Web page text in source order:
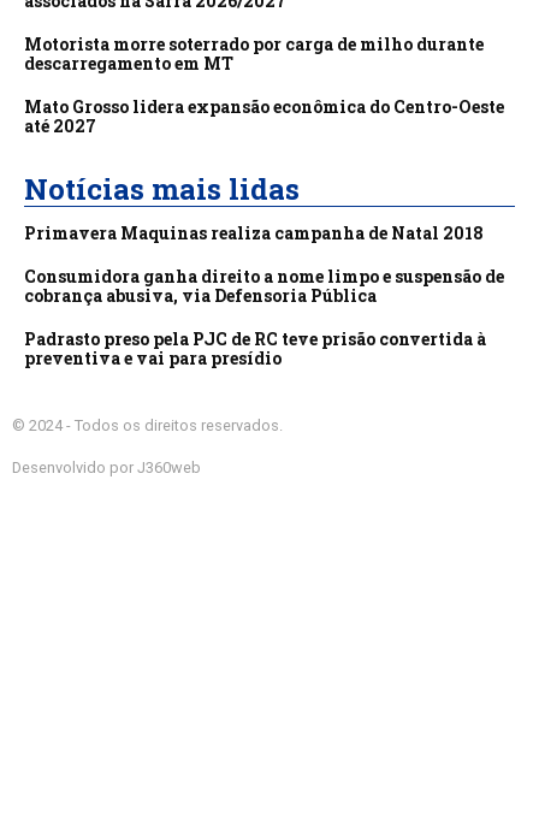
Motorista morre soterrado por carga de milho durante
descarregamento em MT
Mato Grosso lidera expansão econômica do Centro-Oeste
até 2027
Notícias mais lidas
Primavera Maquinas realiza campanha de Natal 2018
Consumidora ganha direito a nome limpo e suspensão de
cobrança abusiva, via Defensoria Pública
Padrasto preso pela PJC de RC teve prisão convertida à
preventiva e vai para presídio
© 2024 - Todos os direitos reservados.
Desenvolvido por J360web